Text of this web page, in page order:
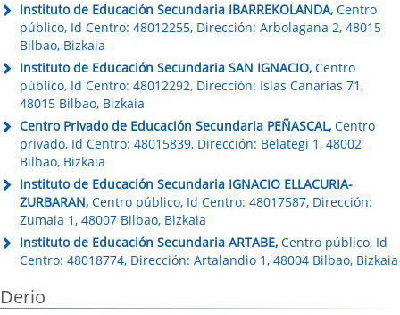
Instituto de Educación Secundaria IBARREKOLANDA, Centro
público, Id Centro: 48012255, Dirección: Arbolagana 2, 48015
Bilbao, Bizkaia
Instituto de Educación Secundaria SAN IGNACIO, Centro
público, Id Centro: 48012292, Dirección: Islas Canarias 71,
48015 Bilbao, Bizkaia
Centro Privado de Educación Secundaria PEÑASCAL, Centro
privado, Id Centro: 48015839, Dirección: Belategi 1, 48002
Bilbao, Bizkaia
Instituto de Educación Secundaria IGNACIO ELLACURIA-
ZURBARAN, Centro público, Id Centro: 48017587, Dirección:
Zumaia 1, 48007 Bilbao, Bizkaia
Instituto de Educación Secundaria ARTABE, Centro público, Id
Centro: 48018774, Dirección: Artalandio 1, 48004 Bilbao, Bizkaia
Derio